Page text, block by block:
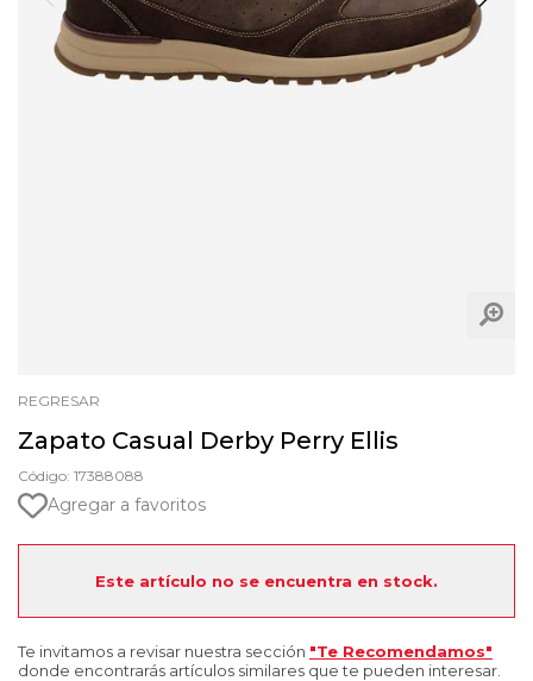
REGRESAR
Zapato Casual Derby Perry Ellis
Código: 17388088
Agregar a favoritos
Este artículo no se encuentra en stock.
Te invitamos a revisar nuestra sección "Te Recomendamos"
donde encontrarás artículos similares que te pueden interesar.